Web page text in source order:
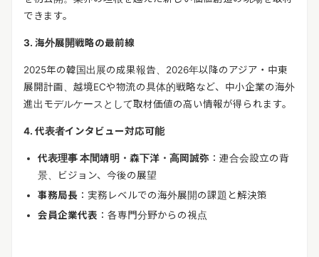
できます。
3. 海外展開戦略の最前線
2025年の韓国出展の成果報告、 2026年以降のアジア・中東
展開計画、越境ECや物流の具体的戦略など、中小企業の海外
進出モデルケースとして取材価値の高い情報が得られます。
4. 代表者インタビュー対応可能
代表理事本間靖明・森下洋・高岡誠弥 ：連合会設立の背
景、ビジョン、今後の展望
事務局長 ：実務レベルでの海外展開の課題と解決策
会員企業代表 ：各専門分野からの視点